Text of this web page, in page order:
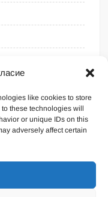
like cookies to store
these technologies will
or unique IDs on this
adversely affect certain